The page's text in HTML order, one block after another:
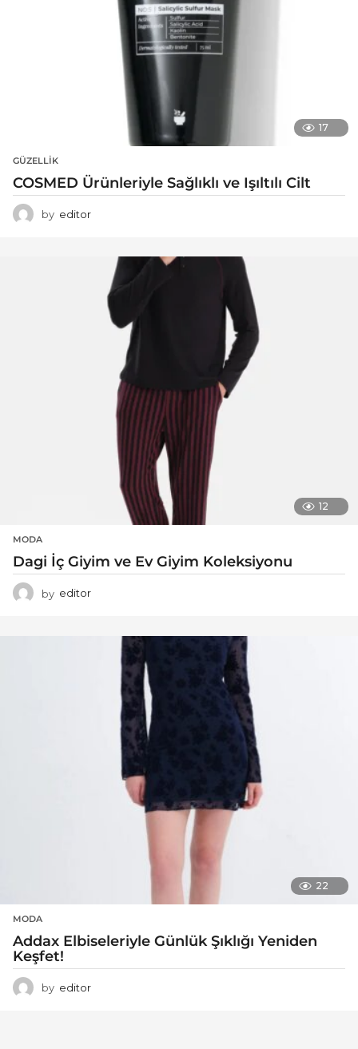
17
GÜZELLIK
COSMED Ürünleriyle Sağlıklı ve Işıltılı Cilt
by editor
12
MODA
Dagi İç Giyim ve Ev Giyim Koleksiyonu
by editor
22
MODA
Addax Elbiseleriyle Günlük Şıklığı Yeniden
Keşfet!
by editor